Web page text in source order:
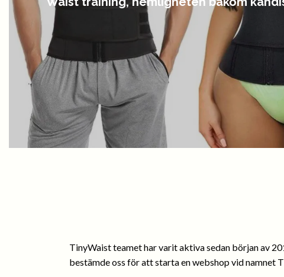
TinyWaist teamet har varit aktiva sedan början av
bestämde oss för att starta en webshop vid namnet